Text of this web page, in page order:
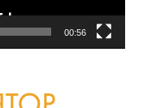
00:56